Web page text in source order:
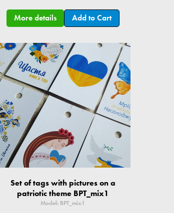
More details Add to Cart
Set of tags with pictures on a
patriotic theme BPT_mix1
Model: BPT_mix1